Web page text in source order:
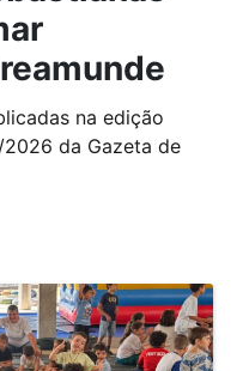
na edição
da Gazeta de